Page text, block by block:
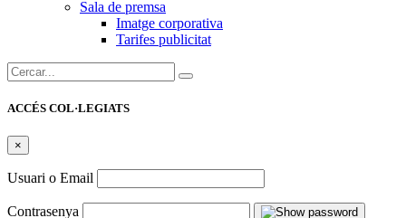
Sala de premsa
Imatge corporativa
Tarifes publicitat
Cercar:
ACCÉS COL·LEGIATS
×
Usuari o Email
Contrasenya